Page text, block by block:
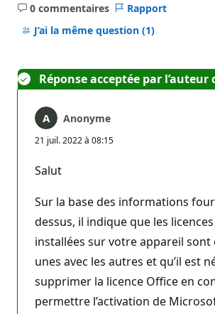
0 commentaires
Aucun
commentaire
Rapport
J’ai la même question (1)
Réponse acceptée par
Anonyme
21 juil. 2022 à 08:15
Salut
Sur la base des informations
dessus, il indique que les
installées sur votre appareil sont
unes avec les autres et qu’il est
supprimer la licence Office en
permettre l’activation de